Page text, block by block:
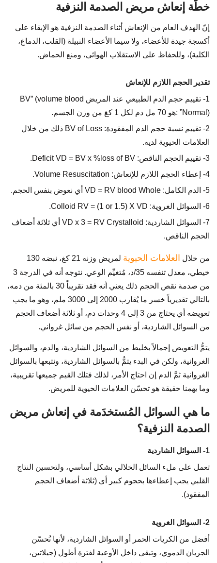
خطّة إنعاش مريض الصدمة النزفية
إنّ الهدف العام من الإنعاش أثناء الصدمة النزفية هو الإبقاء على
أكسجة جيدة للأعضاء، ولا سيما الأعضاء النبيلة (القلب، الدماغ،
الكلية)، وللحفاظ على الاستقلاب الهوائي، ومنع الحماض.
تقدير الحجم اللازم للإنعاش
1- تقييم حجم الدم الطبيعي عند المريض BV” (volume blood
Normal)” :هو 70 مل دم لكل 1 كغ من وزن الجسم.
2- تقييم نسبة حجم الدم المفقودة: BV of Loss ذلك من خلال
العلامات الحيوية لديه.
3- تقييم الحجم الناقص: Deficit VD = BV x %loss of BV.
4- إعطاء الحجم اللازم للإنعاش: Volume Resuscitation.
5- الدم الكامل: VD = RV blood Whole أي نعوض بنفس الحجم.
6- السوائل الغروية: Colloid RV = (1 or 1.5) X VD.
7- السوائل الشاردية: VD x 3 = RV Crystalloid أي ثلاثة أضعاف
الحجم الناقص.
من خلال العلامات الحيوية
لمريض وزنه 21 كغ، نبضه 130
خيطي، معدل تنفسه 35/د، مُتغيِّم الوعي. نتوجه أنه في الدرجة 3
من صدمة نقص الحجم ذلك يعني أنه فقد تقريباً 30 بالمئة من دمه،
بالتالي تقديرياً خسر ما يُقارب 2000 إلى 3000 ملم، وهو ما يجب
تعويضه أي يحتاج من 3 إلى 4 وحدات دم، أو ثلاثة أضعاف الحجم
من السوائل الشاردية، أو نفس الحجم من سائل غرواني.
يتمُّ التعويض إجمالاً بخليط من السوائل الشاردية، والدم، والسوائل
الغروانية، ولكن في البدء يتمُّ بالسوائل الشاردية، ونتبعها بالسوائل
الغروانية ثمَّ الدم إن احتاج الأمر، لذلك فتلك القيم جميعها تقريبية،
وما يهمنا حقيقة هو تحسّن العلامات الحيوية للمريض.
ما هي السوائل المُستخدَمة في إنعاش مريض
الصدمة النزفية؟
1- السوائل الشاردية
تعمل على ملء السائل الخلالي بشكل أساسي، ولتحسين النتاج
القلبي يجب إعطاءها بحجوم كبير أي (ثلاثة أضعاف الحجم
المفقود).
2- السوائل الغروية
أفضل من الكريات الحمر أو السوائل الشاردية، لأنها تُحسّن
الجريان الدموي، وتبقى داخل الأوعية لفترة أطول (جيلاتين،